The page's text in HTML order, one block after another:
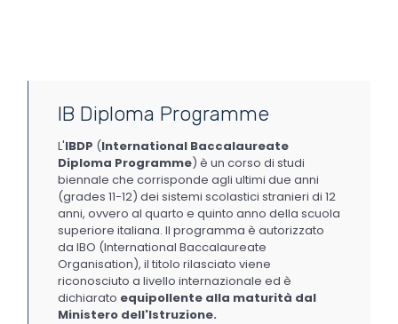
IB Diploma Programme
L'IBDP (International Baccalaureate
Diploma Programme) è un corso di studi
biennale che corrisponde agli ultimi due anni
(grades 11-12) dei sistemi scolastici stranieri di 12
anni, ovvero al quarto e quinto anno della scuola
superiore italiana. Il programma è autorizzato
da IBO (International Baccalaureate
Organisation), il titolo rilasciato viene
riconosciuto a livello internazionale ed è
dichiarato equipollente alla maturità dal
Ministero dell'Istruzione.